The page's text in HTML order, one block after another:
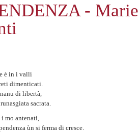
-
è in i valli
dimenticati.
di libertà,
sacrata.
i mo antenati,
ùn si ferma di cresce.